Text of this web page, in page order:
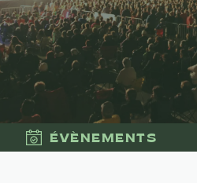
ÉVÈNEMENTS